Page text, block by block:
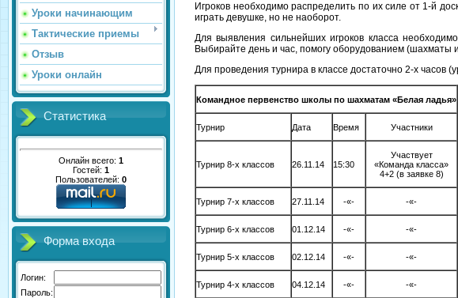
Уроки начинающим
Тактические приемы
Отзыв
Уроки онлайн
Статистика
Онлайн всего: 1
Гостей: 1
Пользователей: 0
Форма входа
Логин:
Пароль:
Игроков необходимо распределить по их силе от 1-й
играть девушке, но не наоборот.
Для выявления сильнейших игроков класса
Выбирайте день и час, помогу оборудованием (шахматы
Для проведения турнира в классе достаточно 2-х часов
Командное первенство школы по шахматам «Белая ладья»
Турнир Дата Время Участники
Турнир 8-х классов 26.11.14 15:30
Участвует
«Команда класса»
4+2 (в заявке 8)
Турнир 7-х классов 27.11.14 -«- -«-
Турнир 6-х классов 01.12.14 -«- -«-
Турнир 5-х классов 02.12.14 -«- -«-
Турнир 4-х классов 04.12.14 -«- -«-